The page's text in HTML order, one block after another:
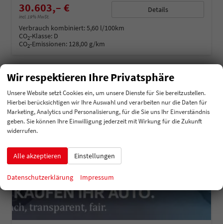
30.603,– €
incl. 19% MwSt.
Details
Verbrauch kombiniert:5,60 l/100km
CO2-Klasse: D
CO2-Emissionen: 128,00 g/km
Wir respektieren Ihre Privatsphäre
Unsere Website setzt Cookies ein, um unsere Dienste für Sie bereitzustellen.
Hierbei berücksichtigen wir Ihre Auswahl und verarbeiten nur die Daten für
Marketing, Analytics und Personalisierung, für die Sie uns Ihr Einverständnis
geben. Sie können Ihre Einwilligung jederzeit mit Wirkung für die Zukunft
widerrufen.
Alle akzeptieren Einstellungen
Datenschutzerklärung Impressum